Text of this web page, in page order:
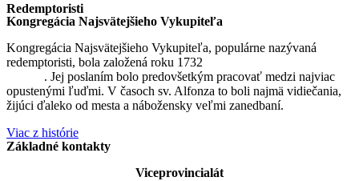
Redemptoristi
Kongregácia Najsvätejšieho Vykupiteľa
Kongregácia Najsvätejšieho Vykupiteľa, populárne nazývaná
redemptoristi, bola založená roku 1732
. Jej poslaním bolo predovšetkým pracovať medzi najviac
opustenými ľuďmi. V časoch sv. Alfonza to boli najmä vidiečania,
žijúci ďaleko od mesta a nábožensky veľmi zanedbaní.
Viac z histórie
Základné kontakty
Viceprovincialát